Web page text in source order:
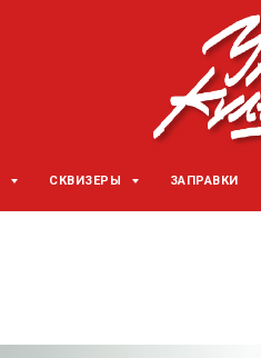
СКВИЗЕРЫ ЗАПРАВКИ